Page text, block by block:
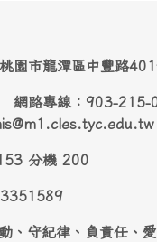
園市龍潭區中豐路
路專線：903-215-
分機 200
3351589
、守紀律、負責任、